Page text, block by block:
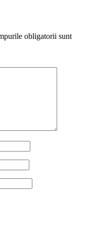
obligatorii sunt